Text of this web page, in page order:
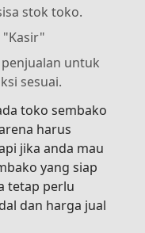
stok toko.
"Kasir"
untuk
sesuai.
toko sembako
harus
jika anda mau
yang siap
tetap perlu
dan harga jual